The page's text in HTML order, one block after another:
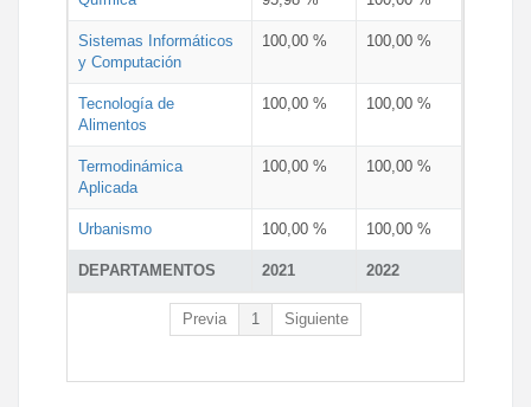
DEPARTAMENTOS 2021 2022
Sistemas Informáticos
y Computación
100,00 % 100,00 %
Tecnología de
Alimentos
100,00 % 100,00 %
Termodinámica
Aplicada
100,00 % 100,00 %
Urbanismo 100,00 % 100,00 %
Previa 1 Siguiente